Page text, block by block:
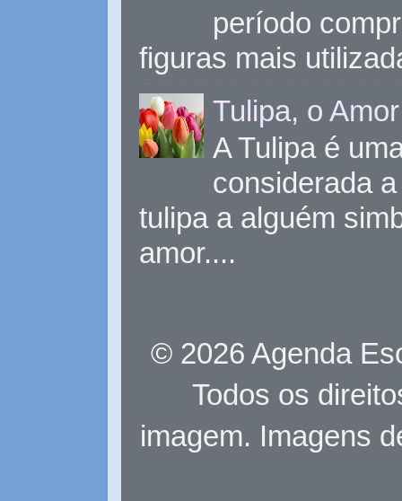
período
figuras mais
Tulipa, o
A Tulipa é
considerada
tulipa a alguém
amor....
© 2026 Agenda
Todos os
imagem. Imagens